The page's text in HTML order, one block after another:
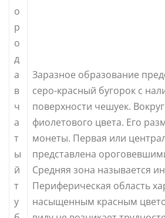
о
р
о
д
а
в
ч
а
т
ы
й
т
у
Заразное образование
серо-красный бугорок с
поверхности чешуек.
фиолетового цвета. Его
монеты. Первая или
представлена
Средняя зона называется
Периферическая область
насыщенным красным